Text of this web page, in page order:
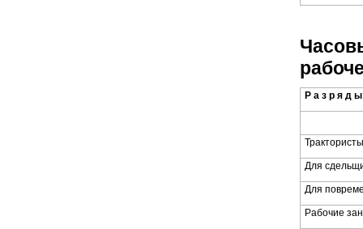
Р а з р я д ы
Для
Для
Рабочие